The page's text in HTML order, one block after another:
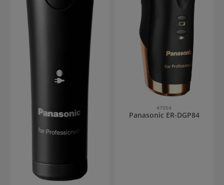
47054
Panasonic ER-DGP84